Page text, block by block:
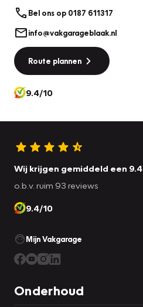
Bel ons op 0187 611317
info@vakgarageblaak.nl
Route plannen
9.4/10
Wij krijgen gemiddeld een 9.4
o.b.v. ruim 93 reviews
9.4/10
Mijn Vakgarage
Onderhoud